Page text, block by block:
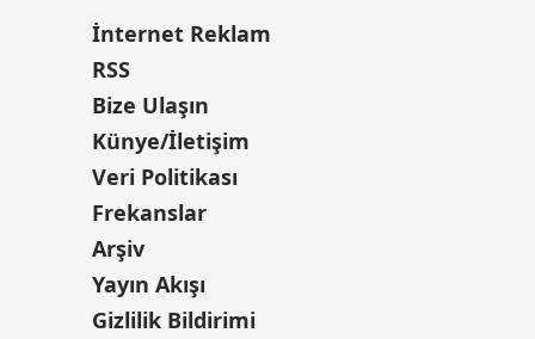
İnternet Reklam
RSS
Bize Ulaşın
Künye/İletişim
Veri Politikası
Frekanslar
Arşiv
Yayın Akışı
Gizlilik Bildirimi